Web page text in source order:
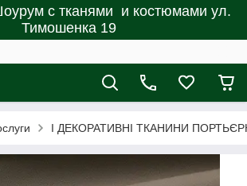
с тканями и костюмами ул.
Тимошенка 19
І ДЕКОРАТИВНІ ТКАНИНИ